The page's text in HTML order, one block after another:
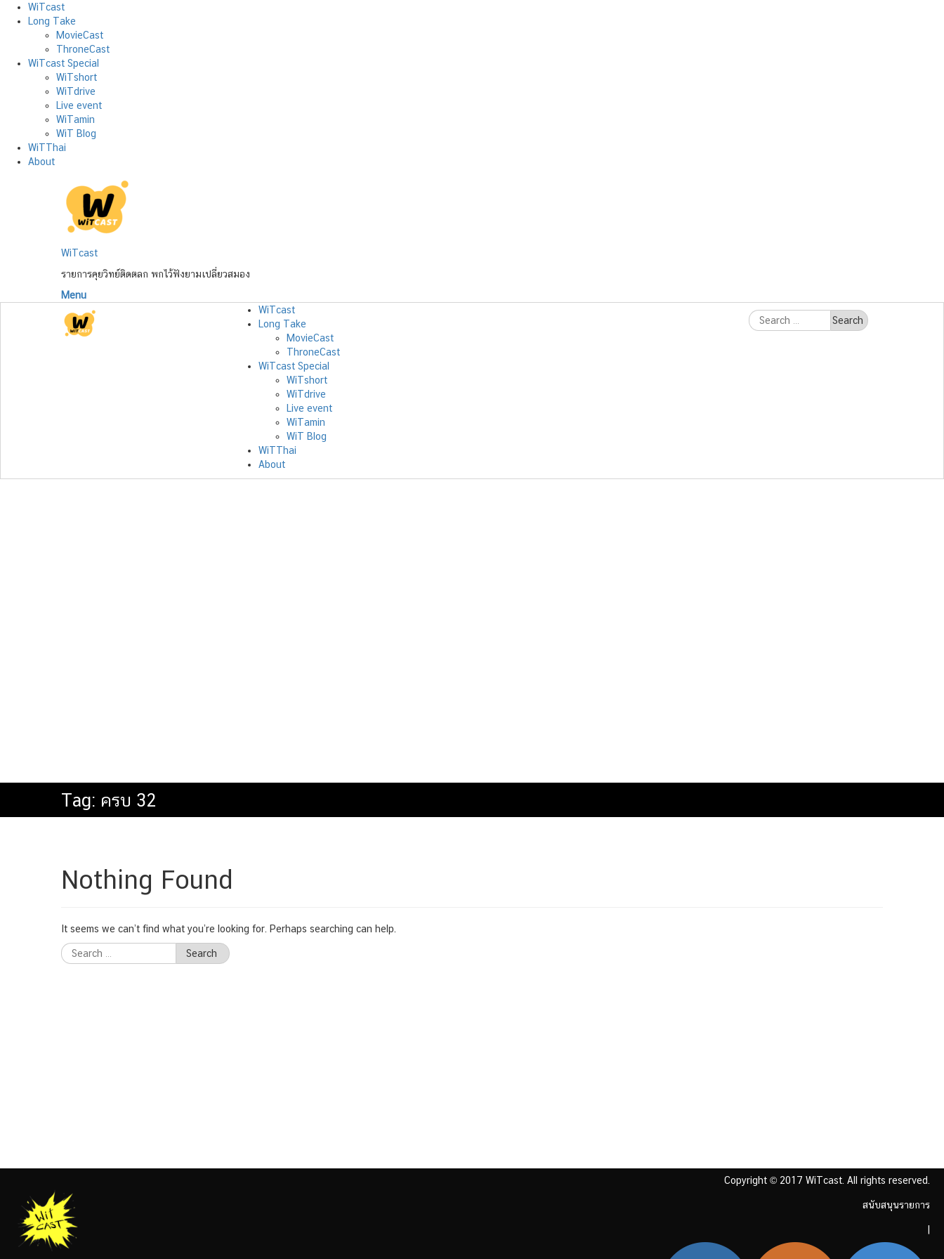
WiTcast
Long Take
MovieCast
ThroneCast
WiTcast Special
WiTshort
WiTdrive
Live event
WiTamin
WiT Blog
WiTThai
About
WiTcast
รายการคุยวิทย์ติดตลก พกไว้ฟังยามเปลี่ยวสมอง
Menu
WiTcast
Long Take
MovieCast
ThroneCast
WiTcast Special
WiTshort
WiTdrive
Live event
WiTamin
WiT Blog
WiTThai
About
Search
for:
Tag: ครบ 32
Nothing Found
It seems we can’t find what you’re looking for. Perhaps searching can help.
Search
for:
Copyright © 2017 WiTcast. All rights reserved.
สนับสนุนรายการ